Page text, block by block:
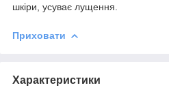
шкіри, усуває лущення.
Приховати
Характеристики